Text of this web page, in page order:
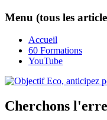
Menu (tous les
Accueil
60 Formations
YouTube
Cherchons